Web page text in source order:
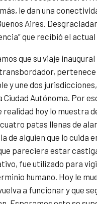
le dan una
Aires.
que recibió el
que su viaje
pertenece
y une dos
Ciudad Autónoma. Por
hoy lo muestra
patas llenas de
de alguien que lo cuida
pareciera estar
fue utilizado para
humano. Hoy le
a funcionar y que